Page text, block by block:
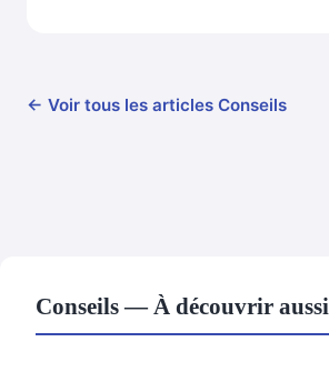
← Voir tous les articles Conseils
Conseils — À découvrir aussi